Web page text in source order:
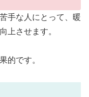
手な人にとって、暖
上させます。
的です。